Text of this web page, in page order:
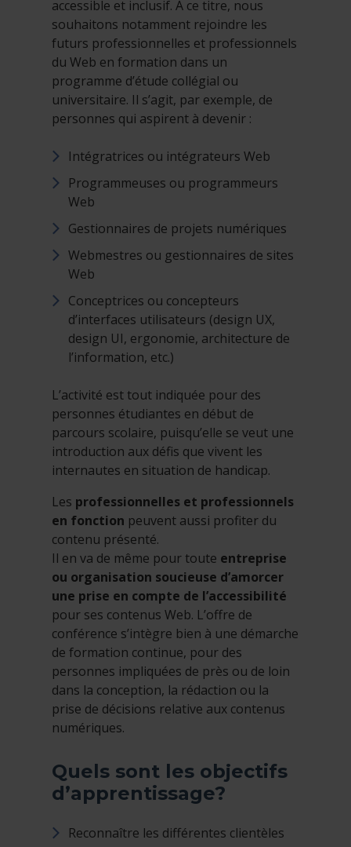
accessible et inclusif. À ce titre, nous
souhaitons notamment rejoindre les
futurs professionnelles et professionnels
du Web en formation dans un
programme d’étude collégial ou
universitaire. Il s’agit, par exemple, de
personnes qui aspirent à devenir :
Intégratrices ou intégrateurs Web
Programmeuses ou programmeurs
Web
Gestionnaires de projets numériques
Webmestres ou gestionnaires de sites
Web
Conceptrices ou concepteurs
d’interfaces utilisateurs (design UX,
design UI, ergonomie, architecture de
l’information, etc.)
L’activité est tout indiquée pour des
personnes étudiantes en début de
parcours scolaire, puisqu’elle se veut une
introduction aux défis que vivent les
internautes en situation de handicap.
Les professionnelles et professionnels
en fonction peuvent aussi profiter du
contenu présenté.
Il en va de même pour toute entreprise
ou organisation soucieuse d’amorcer
une prise en compte de l’accessibilité
pour ses contenus Web. L’offre de
conférence s’intègre bien à une démarche
de formation continue, pour des
personnes impliquées de près ou de loin
dans la conception, la rédaction ou la
prise de décisions relative aux contenus
numériques.
Quels sont les objectifs
d’apprentissage?
Reconnaître les différentes clientèles